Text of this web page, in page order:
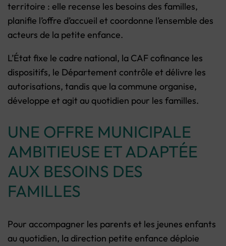
territoire : elle recense les besoins des familles,
planifie l’offre d’accueil et coordonne l’ensemble des
acteurs de la petite enfance.
L’État fixe le cadre national, la CAF cofinance les
dispositifs, le Département contrôle et délivre les
autorisations, tandis que la commune organise,
développe et agit au quotidien pour les familles.
UNE OFFRE MUNICIPALE
AMBITIEUSE ET ADAPTÉE
AUX BESOINS DES
FAMILLES
Pour accompagner les parents et les jeunes enfants
au quotidien, la direction petite enfance déploie